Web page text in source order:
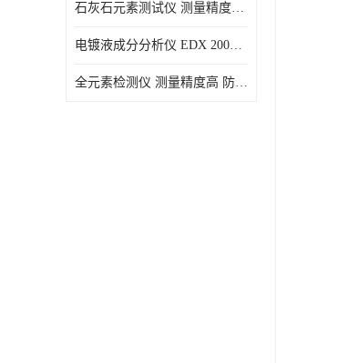
石灰石元素测试仪 测量精度高 测量方便 快捷
电镀液成分分析仪 EDX 2000A 测量 穿透力强
全元素检测仪 测量精度高 防尘 防水性能好